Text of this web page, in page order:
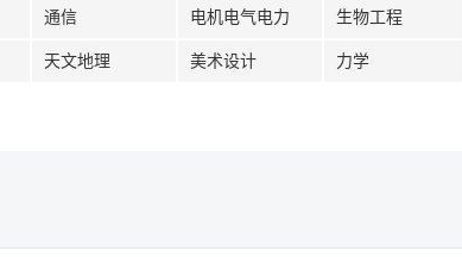
通信 电机电气电力 生物工程
天文地理 美术设计 力学